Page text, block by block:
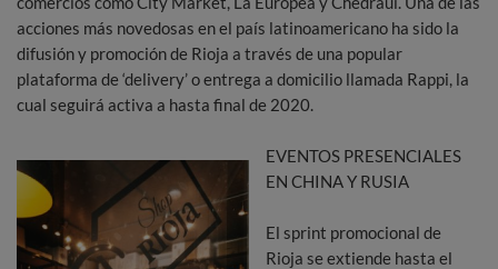
acciones más novedosas en el país latinoamericano ha sido la
difusión y promoción de Rioja a través de una popular
plataforma de ‘delivery’ o entrega a domicilio llamada Rappi, la
cual seguirá activa a hasta final de 2020.
EVENTOS PRESENCIALES
EN CHINA Y RUSIA
El sprint promocional de
Rioja se extiende hasta el